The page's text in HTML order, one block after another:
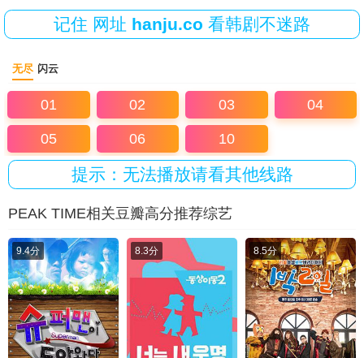
记住 网址 hanju.co 看韩剧不迷路
无尽 闪云
01 02 03 04
05 06 10
提示：无法播放请看其他线路
PEAK TIME相关豆瓣高分推荐综艺
9.4分 8.3分 8.5分